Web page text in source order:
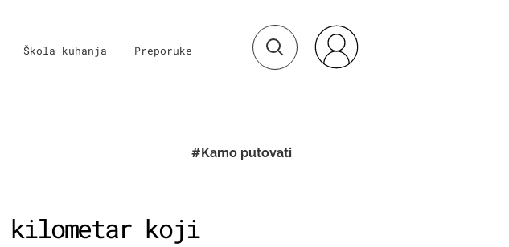
Škola kuhanja Preporuke
#Kamo putovati
kilometar koji